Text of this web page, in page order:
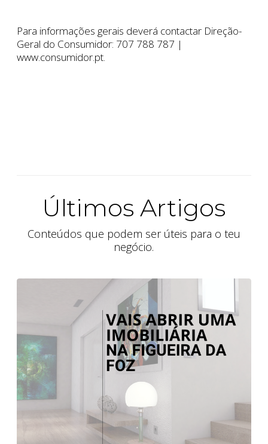
Para informações gerais deverá contactar Direção-
Geral do Consumidor: 707 788 787 |
www.consumidor.pt.
Últimos Artigos
Conteúdos que podem ser úteis para o teu
negócio.